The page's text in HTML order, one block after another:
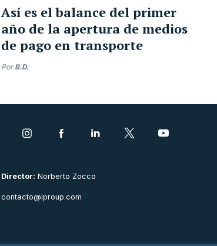
Así es el balance del primer
año de la apertura de medios
de pago en transporte
Por B.D.
Director: Norberto Zocco
contacto@iproup.com